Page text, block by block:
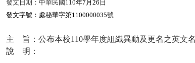
發文日期：中華民國 110年7 月 26 日
發文字號：處秘華字第1100000035號
主 旨：公布本校110學年度組織異動及更名之英文
說 明：